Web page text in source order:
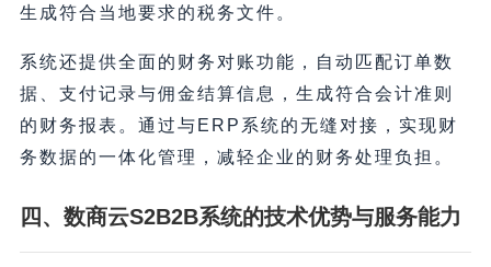
生成符合当地要求的税务文件。
系统还提供全面的财务对账功能，自动匹配订单数
据、支付记录与佣金结算信息，生成符合会计准则
的财务报表。通过与ERP系统的无缝对接，实现财
务数据的一体化管理，减轻企业的财务处理负担。
四、数商云S2B2B系统的技术优势与服务能力